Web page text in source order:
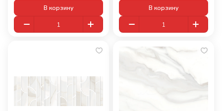
В корзину В корзину